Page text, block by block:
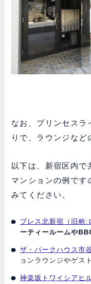
なお、プリンセスラ
りで、ラウンジなど
以下は、新宿区内で
マンションの例です
みてください。
ブレス北新宿（旧称:
ーティールームや
ザ・パークハウス市
ョンラウンジやゲス
神楽坂トワイシアヒ